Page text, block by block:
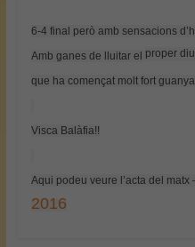
6-4 final però amb sensacions
Amb ganes de lluitar el proper
que ha començat molt fort
Visca Balàfia!!
Aqui podeu veure l’acta del matx
2016